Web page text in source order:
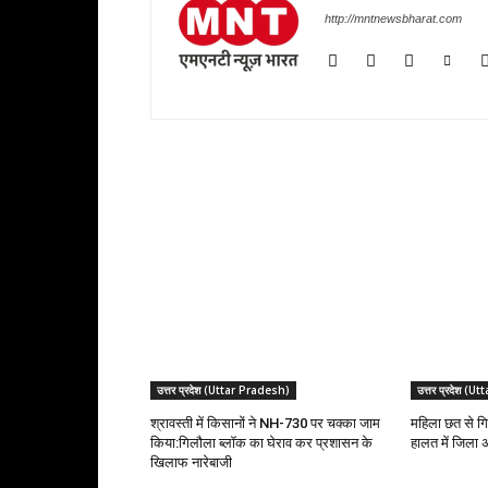
http://mntnewsbharat.com
उत्तर प्रदेश (Uttar Pradesh)
श्रावस्ती में किसानों ने NH-730 पर चक्का जाम
किया:गिलौला ब्लॉक का घेराव कर प्रशासन के
खिलाफ नारेबाजी
उत्तर प्रदेश
महिला छत से
हालत में जिला